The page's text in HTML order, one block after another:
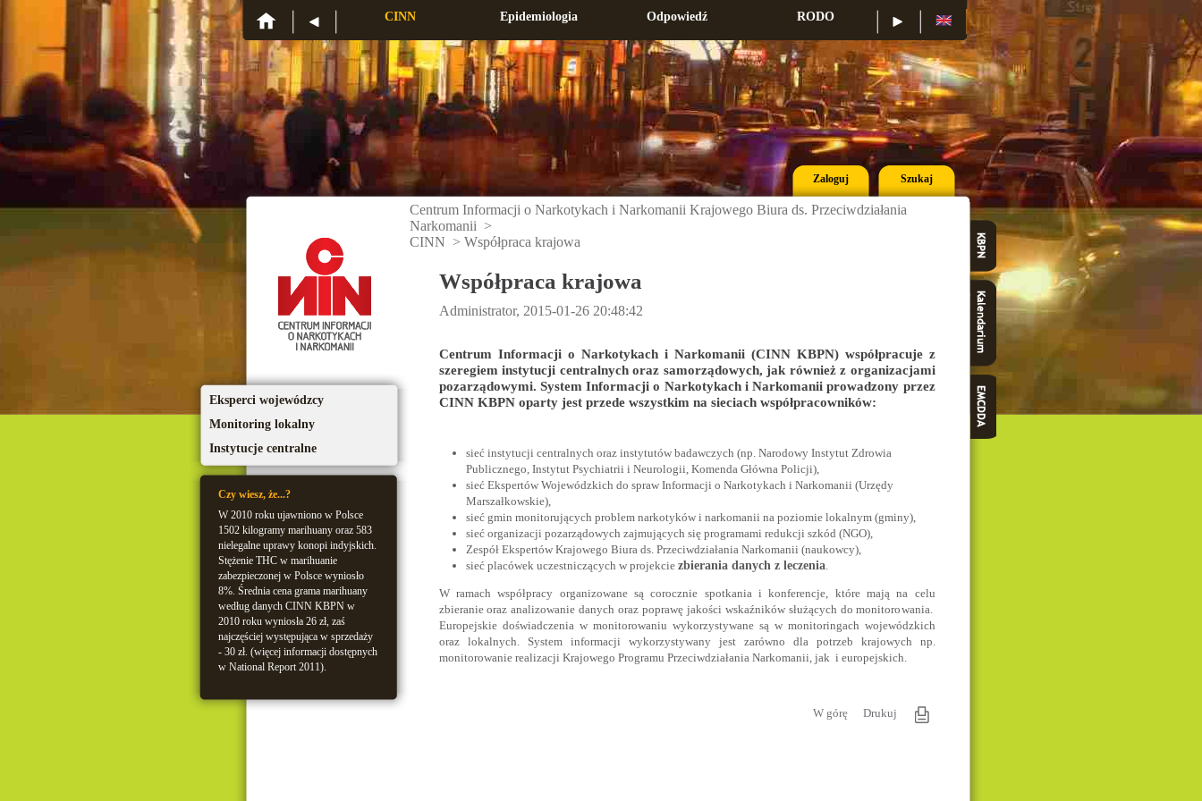
CINN Epidemiologia Odpowiedź RODO Konkurs Konferencje
Zaloguj Szukaj
Eksperci wojewódzcy
Monitoring lokalny
Instytucje centralne
Czy wiesz, że...?
W 2010 roku ujawniono w Polsce
1502 kilogramy marihuany oraz 583
nielegalne uprawy konopi indyjskich.
Stężenie THC w marihuanie
zabezpieczonej w Polsce wyniosło
8%. Średnia cena grama marihuany
według danych CINN KBPN w
2010 roku wyniosła 26 zł, zaś
najczęściej występująca w sprzedaży
- 30 zł. (więcej informacji dostępnych
w National Report 2011).
Centrum Informacji o Narkotykach i Narkomanii Krajowego Biura ds. Przeciwdziałania
Narkomanii >
CINN > Współpraca krajowa
Współpraca krajowa
Administrator, 2015-01-26 20:48:42
Centrum Informacji o Narkotykach i Narkomanii (CINN KBPN) współpracuje z
szeregiem instytucji centralnych oraz samorządowych, jak również z organizacjami
pozarządowymi. System Informacji o Narkotykach i Narkomanii prowadzony przez
CINN KBPN oparty jest przede wszystkim na sieciach współpracowników:
sieć instytucji centralnych oraz instytutów badawczych (np. Narodowy Instytut Zdrowia
Publicznego, Instytut Psychiatrii i Neurologii, Komenda Główna Policji),
sieć Ekspertów Wojewódzkich do spraw Informacji o Narkotykach i Narkomanii (Urzędy
Marszałkowskie),
sieć gmin monitorujących problem narkotyków i narkomanii na poziomie lokalnym (gminy),
sieć organizacji pozarządowych zajmujących się programami redukcji szkód (NGO),
Zespół Ekspertów Krajowego Biura ds. Przeciwdziałania Narkomanii (naukowcy),
sieć placówek uczestniczących w projekcie zbierania danych z leczenia.
W ramach współpracy organizowane są corocznie spotkania i konferencje, które mają na celu
zbieranie oraz analizowanie danych oraz poprawę jakości wskaźników służących do monitorowania.
Europejskie doświadczenia w monitorowaniu wykorzystywane są w monitoringach wojewódzkich
oraz lokalnych. System informacji wykorzystywany jest zarówno dla potrzeb krajowych np.
monitorowanie realizacji Krajowego Programu Przeciwdziałania Narkomanii, jak i europejskich.
W górę Drukuj